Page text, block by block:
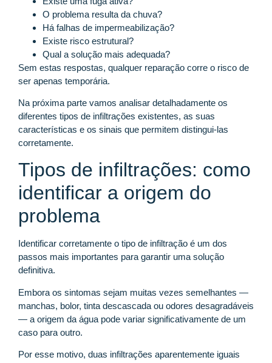
O problema resulta da chuva?
Há falhas de impermeabilização?
Existe risco estrutural?
Qual a solução mais adequada?
Sem estas respostas, qualquer reparação corre o risco de
ser apenas temporária.
Na próxima parte vamos analisar detalhadamente os
diferentes tipos de infiltrações existentes, as suas
características e os sinais que permitem distingui-las
corretamente.
Tipos de infiltrações: como
identificar a origem do
problema
Identificar corretamente o tipo de infiltração é um dos
passos mais importantes para garantir uma solução
definitiva.
Embora os sintomas sejam muitas vezes semelhantes —
manchas, bolor, tinta descascada ou odores desagradáveis
— a origem da água pode variar significativamente de um
caso para outro.
Por esse motivo, duas infiltrações aparentemente iguais